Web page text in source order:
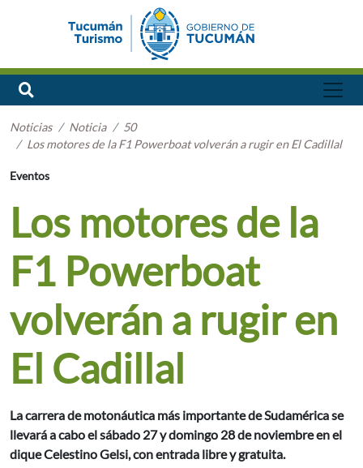
Noticias Noticia
50
Los motores de la F1 Powerboat volverán a rugir en El Cadillal
Eventos
Los motores de la
F1 Powerboat
volverán a rugir en
El Cadillal
La carrera de motonáutica más importante de Sudamérica se
llevará a cabo el sábado 27 y domingo 28 de noviembre en el
dique Celestino Gelsi, con entrada libre y gratuita.